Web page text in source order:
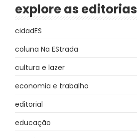
explore as editorias
cidadES
coluna Na EStrada
cultura e lazer
economia e trabalho
editorial
educação